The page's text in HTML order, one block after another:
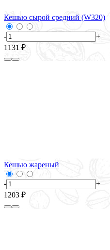
Кешью сырой средний (W320)
-
+
1131 ₽
Кешью жареный
-
+
1203 ₽